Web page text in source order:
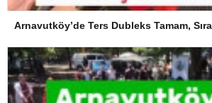
Arnavutköy’de Ters Dubleks Tamam,